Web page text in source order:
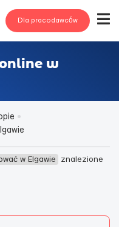
Dla pracodawców
w
w Elgawie
znalezione